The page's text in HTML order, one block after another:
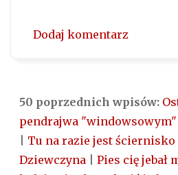
Dodaj komentarz
50 poprzednich wpisów:
pendrajwa
Tu na razie jest ściernisko
Dziewczyna
Pies cię jebał